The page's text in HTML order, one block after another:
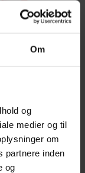
Om
og
medier og til
om
partnere inden
og
/ PS
inc. VAT
Buy now